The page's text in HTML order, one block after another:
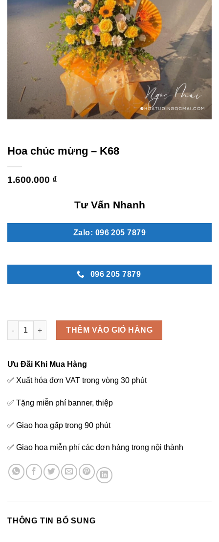
Hoa chúc mừng – K68
1.600.000 ₫
Tư Vấn Nhanh
Zalo: 096 205 7879
096 205 7879
Hoa chúc mừng - K68 số lượng
THÊM VÀO GIỎ HÀNG
Ưu Đãi Khi Mua Hàng
✅ Xuất hóa đơn VAT trong vòng 30 phút
✅ Tặng miễn phí banner, thiệp
✅ Giao hoa gấp trong 90 phút
✅ Giao hoa miễn phí các đơn hàng trong nội thành
THÔNG TIN BỔ SUNG